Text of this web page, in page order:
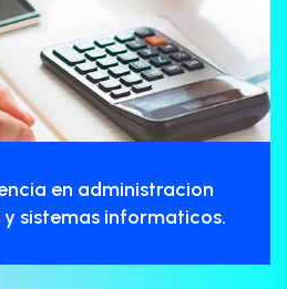
en administracion
y sistemas informaticos.